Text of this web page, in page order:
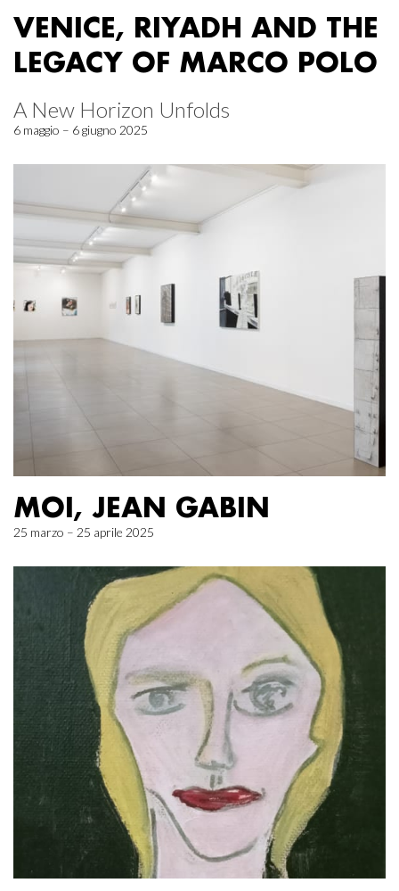
VENICE, RIYADH AND THE
LEGACY OF MARCO POLO
A New Horizon Unfolds
6 maggio – 6 giugno 2025
MOI, JEAN GABIN
25 marzo – 25 aprile 2025